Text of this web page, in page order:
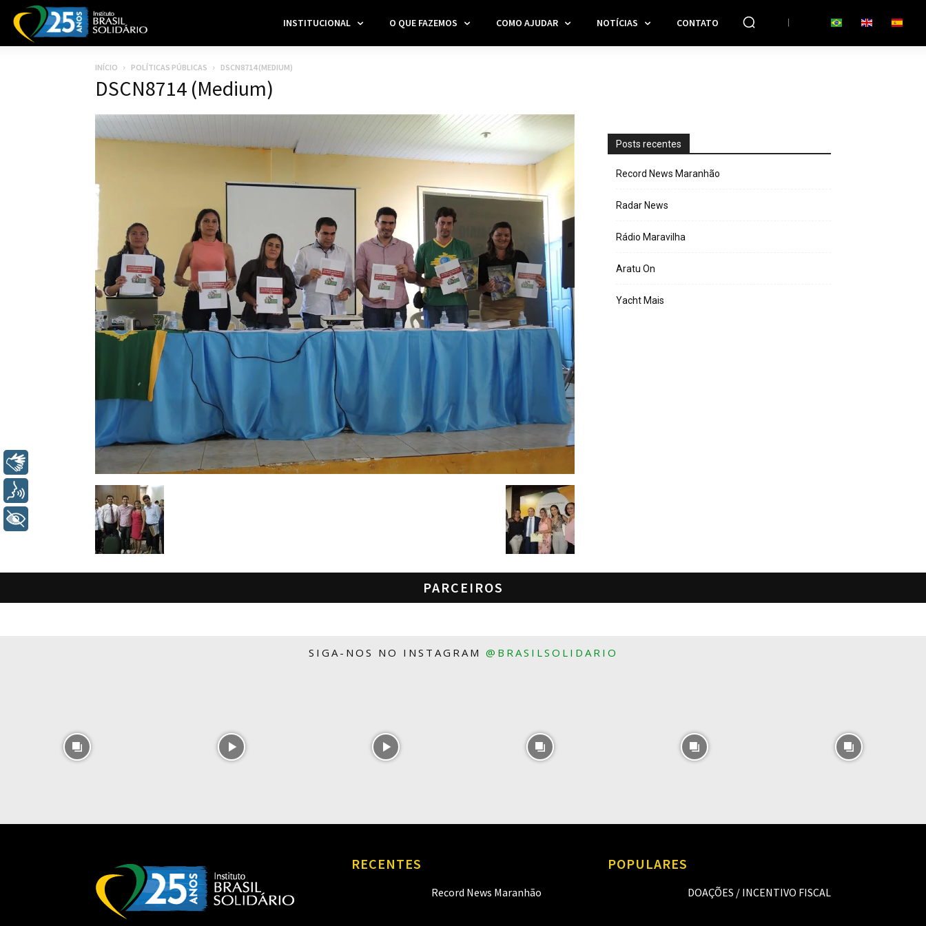
INSTITUCIONAL O QUE FAZEMOS COMO AJUDAR NOTÍCIAS CONTATO
INÍCIO POLÍTICAS PÚBLICAS DSCN8714 (MEDIUM)
DSCN8714 (Medium)
Posts recentes
Record News Maranhão
Radar News
Rádio Maravilha
Aratu On
Yacht Mais
PARCEIROS
SIGA-NOS NO INSTAGRAM @BRASILSOLIDARIO
RECENTES
Record News Maranhão
POPULARES
DOAÇÕES / INCENTIVO FISCAL
+ Acessibilidade